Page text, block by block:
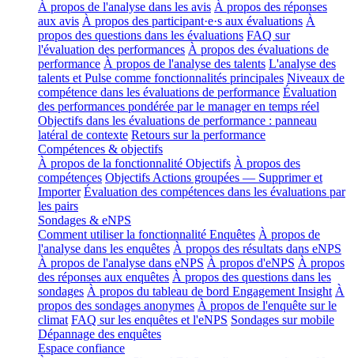
À propos de l'analyse dans les avis À propos des réponses
aux avis À propos des participant·e·s aux évaluations À
propos des questions dans les évaluations FAQ sur
l'évaluation des performances À propos des évaluations de
performance À propos de l'analyse des talents L'analyse des
talents et Pulse comme fonctionnalités principales Niveaux de
compétence dans les évaluations de performance Évaluation
des performances pondérée par le manager en temps réel
Objectifs dans les évaluations de performance : panneau
latéral de contexte Retours sur la performance
Compétences & objectifs
À propos de la fonctionnalité Objectifs À propos des
compétences Objectifs Actions groupées — Supprimer et
Importer Évaluation des compétences dans les évaluations par
les pairs
Sondages & eNPS
Comment utiliser la fonctionnalité Enquêtes À propos de
l'analyse dans les enquêtes À propos des résultats dans eNPS
À propos de l'analyse dans eNPS À propos d'eNPS À propos
des réponses aux enquêtes À propos des questions dans les
sondages À propos du tableau de bord Engagement Insight À
propos des sondages anonymes À propos de l'enquête sur le
climat FAQ sur les enquêtes et l'eNPS Sondages sur mobile
Dépannage des enquêtes
Espace confiance